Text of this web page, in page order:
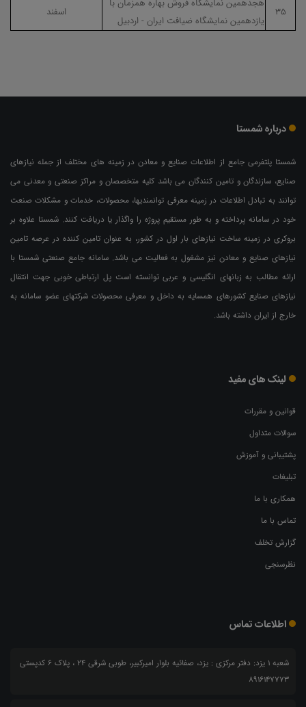
۳۵
یازدهمین نمایشگاه ضیافت ایران - اردبیل
اسفند
درباره شمستا
شمستا پلتفرمی جامع از اطلاعات صنایع و معادن در زمینه های مختلف از جمله نیازهای
صنایع، سازندگان و تامین کنندگان می باشد کلیه متخصصان و مراکز صنعتی و معدنی می
توانند به تبادل اطلاعات در زمینه معرفی توانمندیها، محصولات، خدمات و مشکلات صنعت
خود در سامانه پرداخته و به طور مستقیم پروژه را واگذار یا دریافت کنند. شمستا علاوه بر
بروکری در زمینه ساخت نیازهای بار اول در کشور، به عنوان تامین کننده در عرصه تامین
نیازهای صنایع و معادن نیز مشغول به فعالیت می باشد. سامانه جامع صنعتی شمستا با
ارائه مطالب به زبانهای انگلیسی و عربی توانسته است پل ارتباطی خوبی جهت انتقال
نیازهای صنایع کشورهای همسایه به داخل و معرفی محصولات شرکتهای عضو سامانه به
خارج از ایران داشته باشد.
لینک های مفید
قوانین و مقررات
سوالات متداول
پشتیبانی و آموزش
تبلیغات
همکاری با ما
تماس با ما
گزارش تخلف
نظرسنجی
اطلاعات تماس
شعبه 1 یزد: دفتر مرکزی : یزد، صفائیه بلوار امیرکبیر، طوبی شرقی 24 ، پلاک 6 کدپستی
8916147773